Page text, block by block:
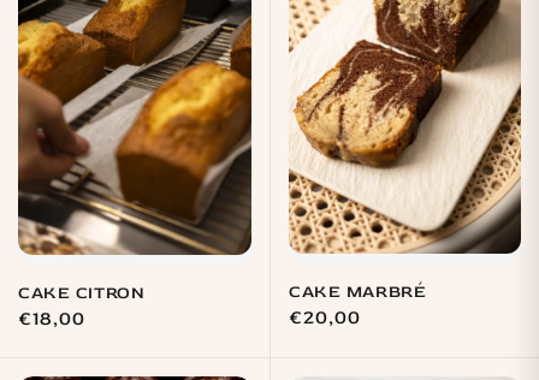
CAKE CITRON
Prix
€18,00
CAKE MARBRÉ
Prix
€20,00